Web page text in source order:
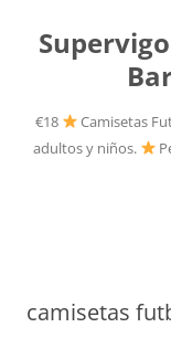
€18
Camisetas
adultos y niños.
camisetas